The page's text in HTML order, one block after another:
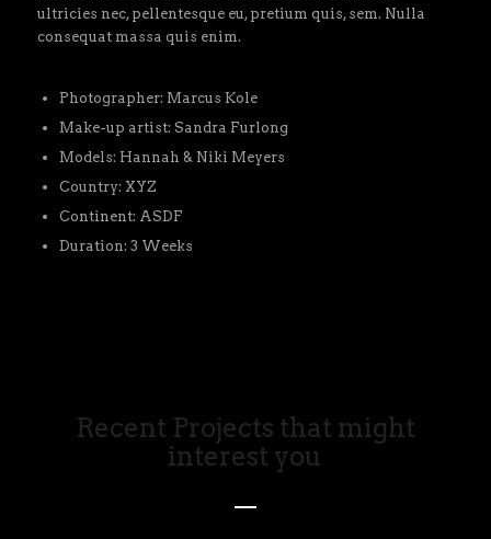
ultricies nec, pellentesque eu, pretium quis, sem. Nulla
consequat massa quis enim.
Photographer: Marcus Kole
Make-up artist: Sandra Furlong
Models: Hannah & Niki Meyers
Country: XYZ
Continent: ASDF
Duration: 3 Weeks
Recent Projects that might
interest you